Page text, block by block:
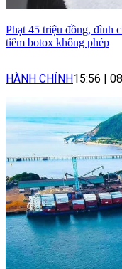
Phạt 45 triệu đồng, đình
tiêm botox không phép
HÀNH CHÍNH15:56 |